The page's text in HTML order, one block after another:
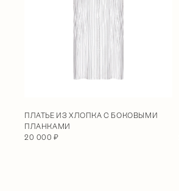
ПЛАТЬЕ ИЗ ХЛОПКА С БОКОВЫМИ
ПЛАНКАМИ
20 000 ₽